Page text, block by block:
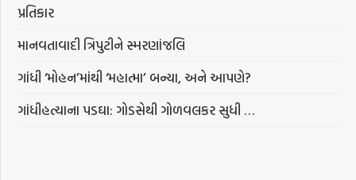
પ્રતિકાર
માનવતાવાદી ત્રિપુટીને સ્મરણાંજલિ
ગાંધી ‘મોહન’માંથી ‘મહાત્મા’ બન્યા, અને આપણે?
ગાંધીહત્યાના પડઘા: ગોડસેથી ગોળવલકર સુધી …